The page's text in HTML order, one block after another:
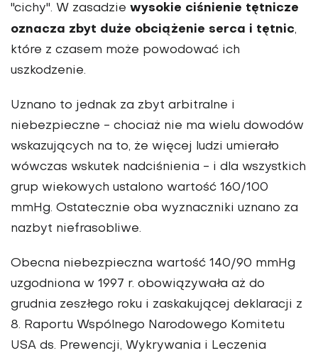
"cichy". W zasadzie wysokie ciśnienie tętnicze
oznacza zbyt duże obciążenie serca i tętnic,
które z czasem może powodować ich
uszkodzenie.
Uznano to jednak za zbyt arbitralne i
niebezpieczne - chociaż nie ma wielu dowodów
wskazujących na to, że więcej ludzi umierało
wówczas wskutek nadciśnienia - i dla wszystkich
grup wiekowych ustalono wartość 160/100
mmHg. Ostatecznie oba wyznaczniki uznano za
nazbyt niefrasobliwe.
Obecna niebezpieczna wartość 140/90 mmHg
uzgodniona w 1997 r. obowiązywała aż do
grudnia zeszłego roku i zaskakującej deklaracji z
8. Raportu Wspólnego Narodowego Komitetu
USA ds. Prewencji, Wykrywania i Leczenia